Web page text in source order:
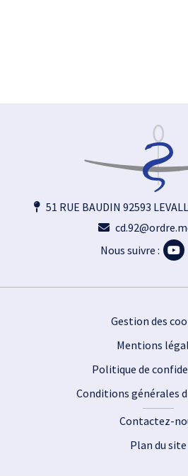
51 RUE BAUDIN 92593
Nous suivre :
Gestion des
Mentions
Politique de
Conditions générales
Contactez-
Plan du site